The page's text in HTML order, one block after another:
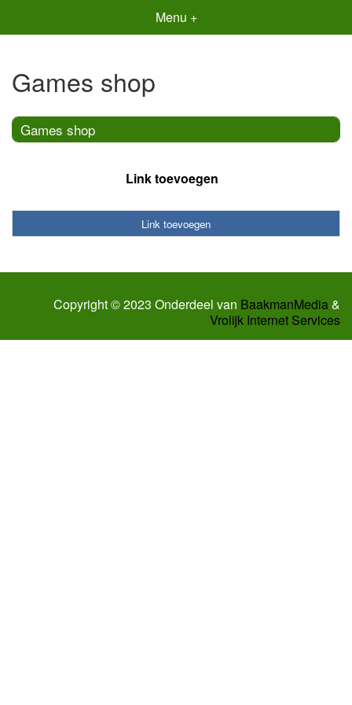
Menu +
Games shop
Games shop
Link toevoegen
Link toevoegen
Copyright © 2023 Onderdeel van BaakmanMedia&
Vrolijk Internet Services